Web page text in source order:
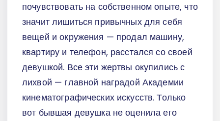
почувствовать на собственном опыте, что
значит лишиться привычных для себя
вещей и окружения — продал машину,
квартиру и телефон, расстался со своей
девушкой. Все эти жертвы окупились с
лихвой — главной наградой Академии
кинематографических искусств. Только
вот бывшая девушка не оценила его